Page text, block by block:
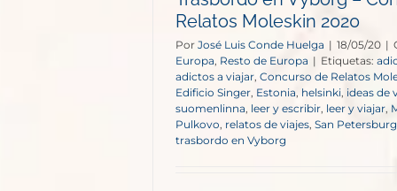
Relatos Moleskin 2020
Por José Luis Conde Huelga | 18/05/20 |
Europa, Resto de Europa | Etiquetas:
adictos a viajar, Concurso de Relatos
Edificio Singer, Estonia, helsinki, ideas de
suomenlinna, leer y escribir, leer y viajar,
Pulkovo, relatos de viajes, San
trasbordo en Vyborg